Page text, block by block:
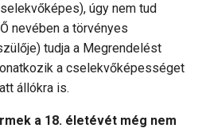
úgy nem tud
nevében a törvényes
tudja a Megrendelést
a cselekvőképességet
állókra is.
a 18. életévét még nem